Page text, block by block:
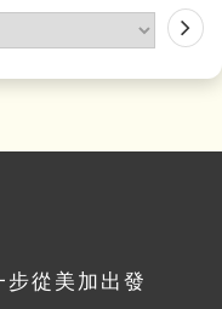
從美加出發